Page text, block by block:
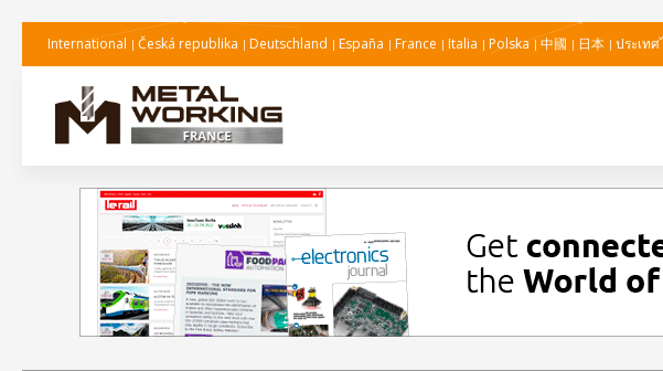
International Česká republika Deutschland España France Italia Polska 中國 日本 ประเทศ